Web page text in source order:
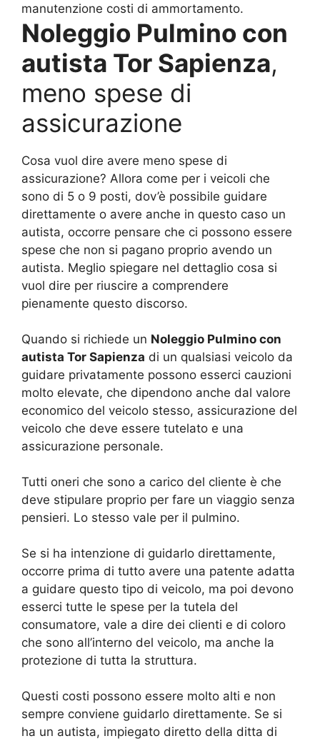
manutenzione costi di ammortamento.
Noleggio Pulmino con
autista Tor Sapienza,
meno spese di
assicurazione
Cosa vuol dire avere meno spese di
assicurazione? Allora come per i veicoli che
sono di 5 o 9 posti, dov’è possibile guidare
direttamente o avere anche in questo caso un
autista, occorre pensare che ci possono essere
spese che non si pagano proprio avendo un
autista. Meglio spiegare nel dettaglio cosa si
vuol dire per riuscire a comprendere
pienamente questo discorso.
Quando si richiede un Noleggio Pulmino con
autista Tor Sapienza di un qualsiasi veicolo da
guidare privatamente possono esserci cauzioni
molto elevate, che dipendono anche dal valore
economico del veicolo stesso, assicurazione del
veicolo che deve essere tutelato e una
assicurazione personale.
Tutti oneri che sono a carico del cliente è che
deve stipulare proprio per fare un viaggio senza
pensieri. Lo stesso vale per il pulmino.
Se si ha intenzione di guidarlo direttamente,
occorre prima di tutto avere una patente adatta
a guidare questo tipo di veicolo, ma poi devono
esserci tutte le spese per la tutela del
consumatore, vale a dire dei clienti e di coloro
che sono all’interno del veicolo, ma anche la
protezione di tutta la struttura.
Questi costi possono essere molto alti e non
sempre conviene guidarlo direttamente. Se si
ha un autista, impiegato diretto della ditta di